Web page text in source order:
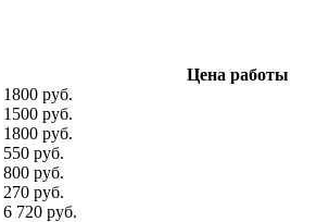
Цена работы
1800 руб.
1500 руб.
1800 руб.
550 руб.
800 руб.
270 руб.
6 720 руб.